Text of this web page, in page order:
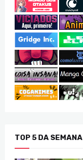
TOP 5 DA SEMANA